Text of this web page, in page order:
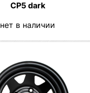
CP5 dark
нет в наличии